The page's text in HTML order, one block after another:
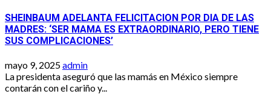
SHEINBAUM ADELANTA FELICITACION POR DIA DE LAS
MADRES: ‘SER MAMA ES EXTRAORDINARIO, PERO TIENE
SUS COMPLICACIONES’
mayo 9, 2025admin
La presidenta aseguró que las mamás en México siempre
contarán con el cariño y...